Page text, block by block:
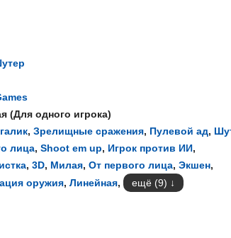
(Для одного игрока)
, Зрелищные сражения, Пулевой ад,
лица, Shoot em up, Игрок против ИИ,
, 3D, Милая, От первого лица, Экшен,
оружия, Линейная, ещё (9)